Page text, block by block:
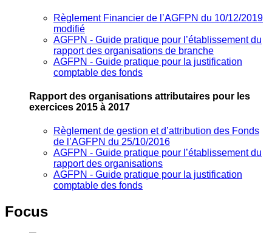
Règlement Financier de l’AGFPN du 10/12/2019
modifié
AGFPN ‐ Guide pratique pour l’établissement du
rapport des organisations de branche
AGFPN ‐ Guide pratique pour la justification
comptable des fonds
Rapport des organisations attributaires pour les
exercices 2015 à 2017
Règlement de gestion et d’attribution des Fonds
de l’AGFPN du 25/10/2016
AGFPN ‐ Guide pratique pour l’établissement du
rapport des organisations
AGFPN ‐ Guide pratique pour la justification
comptable des fonds
Focus